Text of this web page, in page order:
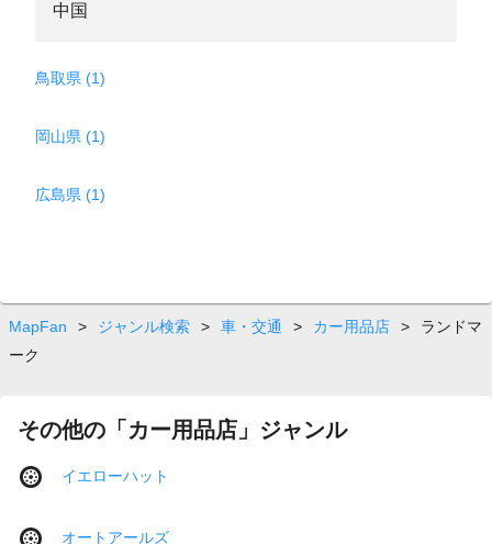
中国
鳥取県 (1)
岡山県 (1)
広島県 (1)
MapFan > ジャンル検索 > 車・交通 > カー用品店 >
ランドマ
ーク
その他の「カー用品店」ジャンル
イエローハット
オートアールズ